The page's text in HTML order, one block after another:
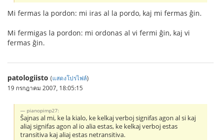
Mi fermas la pordon: mi iras al la pordo, kaj mi fermas ĝin.
Mi fermigas la pordon: mi ordonas al vi fermi ĝin, kaj vi
fermas ĝin.
patologiisto (แสดงโปรไฟล์)
19 กรกฎาคม 2007, 18:05:15
pianopimp27:
Ŝajnas al mi, ke la kialo, ke kelkaj verboj signifas agon al si kaj
aliaj signifas agon al io alia estas, ke kelkaj verboj estas
transitiva kaj aliaj estas netransitiva.